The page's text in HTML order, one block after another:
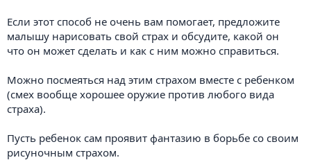
Если этот способ не очень вам помогает, предложите
малышу нарисовать свой страх и обсудите, какой он
что он может сделать и как с ним можно справиться.
Можно посмеяться над этим страхом вместе с ребенком
(смех вообще хорошее оружие против любого вида
страха).
Пусть ребенок сам проявит фантазию в борьбе со своим
рисуночным страхом.